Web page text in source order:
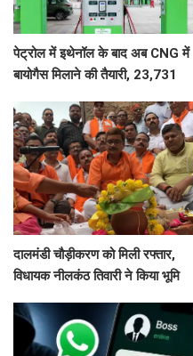
पेट्रोल में इथेनॉल के बाद अब CNG में
बायोगैस मिलाने की तैयारी, 23,731
दालमंडी चौड़ीकरण को मिली रफ्तार,
विधायक नीलकंठ तिवारी ने किया भूमि
सड़क